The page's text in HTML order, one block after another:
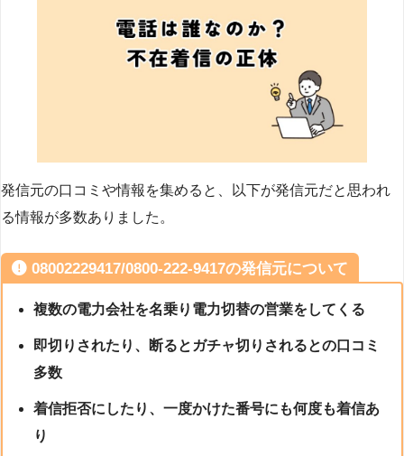
発信元の口コミや情報を集めると、以下が発信元だと思われ
る情報が多数ありました。
08002229417/0800-222-9417の発信元について
複数の電力会社を名乗り電力切替の営業をしてくる
即切りされたり、断るとガチャ切りされるとの口コミ
多数
着信拒否にしたり、一度かけた番号にも何度も着信あ
り